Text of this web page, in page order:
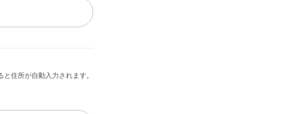
住所が自動入力されます。